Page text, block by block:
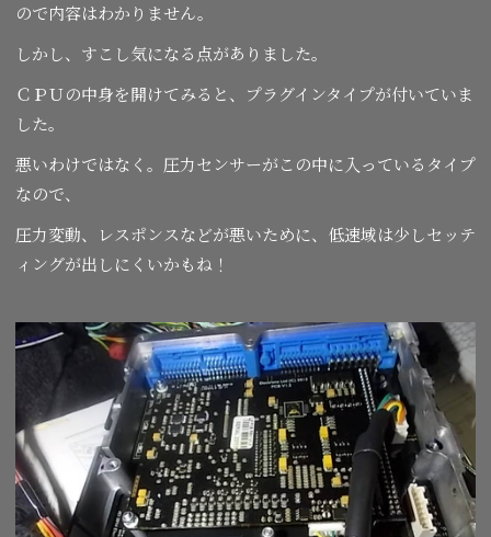
ので内容はわかりません。
しかし、すこし気になる点がありました。
ＣＰＵの中身を開けてみると、プラグインタイプが付いていま
した。
悪いわけではなく。圧力センサーがこの中に入っているタイプ
なので、
圧力変動、レスポンスなどが悪いために、低速域は少しセッテ
ィングが出しにくいかもね！